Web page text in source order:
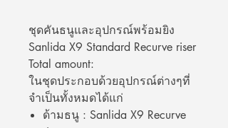
ชุดคันธนูและอุปกรณ์พร้อมยิง
Sanlida X9 Standard Recurve riser
Total amount:
ในชุดประกอบด้วยอุปกรณ์ต่างๆที่
จำเป็นทั้งหมดได้แก่
ด้ามธนู : Sanlida X9 Recurve